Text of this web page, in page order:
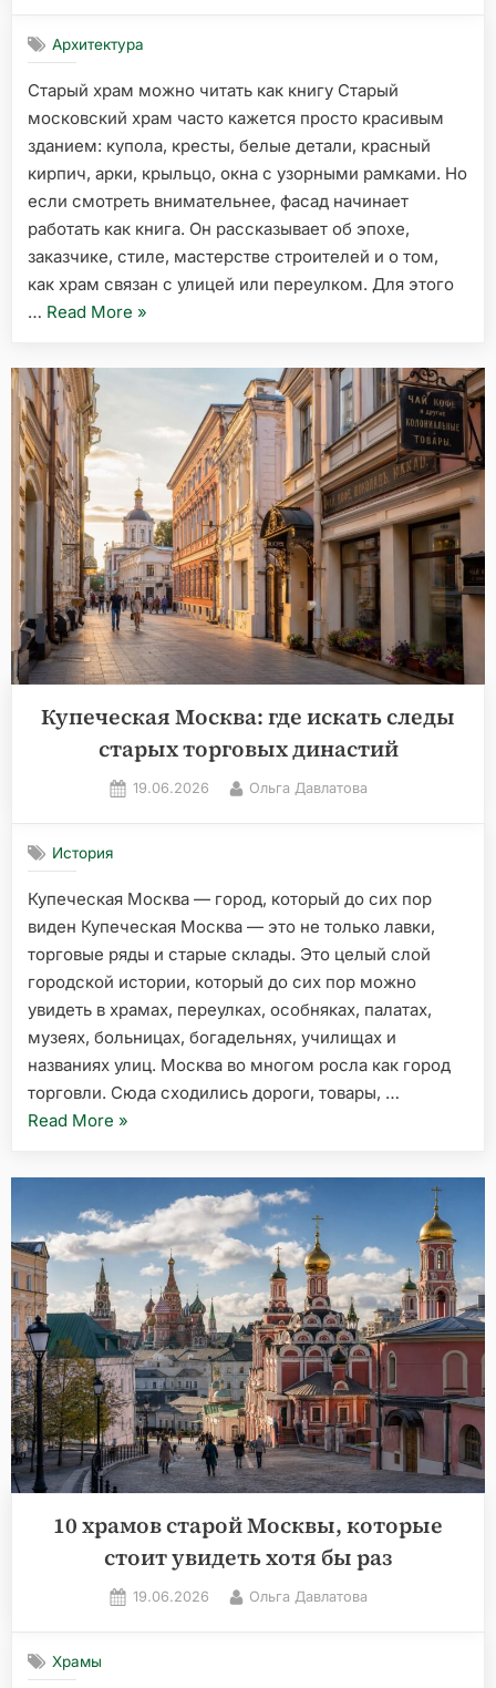
Архитектура
Старый храм можно читать как книгу Старый
московский храм часто кажется просто красивым
зданием: купола, кресты, белые детали, красный
кирпич, арки, крыльцо, окна с узорными рамками. Но
если смотреть внимательнее, фасад начинает
работать как книга. Он рассказывает об эпохе,
заказчике, стиле, мастерстве строителей и о том,
как храм связан с улицей или переулком. Для этого
… Read More «Как
фасад
московского
храма:
наличники,
изразцы,
главы
и
крыльца»
»
Купеческая Москва: где искать следы
старых торговых династий
Posted
19.06.2026 By
Ольга Давлатова
История
Купеческая Москва — город, который до сих пор
виден Купеческая Москва — это не только лавки,
торговые ряды и старые склады. Это целый слой
городской истории, который до сих пор можно
увидеть в храмах, переулках, особняках, палатах,
музеях, больницах, богадельнях, училищах и
названиях улиц. Москва во многом росла как город
торговли. Сюда сходились дороги, товары, …
Read More «Купеческая
где
искать
следы
старых
торговых
династий»
»
10 храмов старой Москвы, которые
стоит увидеть хотя бы раз
Posted
19.06.2026 By
Ольга Давлатова
Храмы